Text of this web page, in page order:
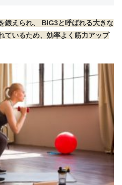
鍛えられ、 BIG3と呼ばれる大きな
ているため、効率よく筋力アップ